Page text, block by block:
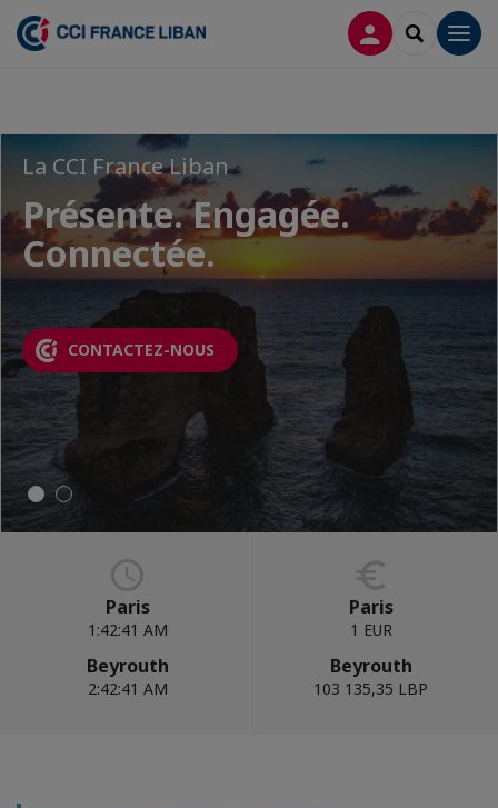
CONNEXION
La CCI France Liban
Présente. Engagée.
Connectée.
CONTACTEZ-NOUS
La CCI France Liban
Présente. Engagée.
Connectée.
CONTACTEZ-NOUS
Paris
1:42:42 AM
Beyrouth
2:42:42 AM
Paris
1 EUR
Beyrouth
103 135,35 LBP